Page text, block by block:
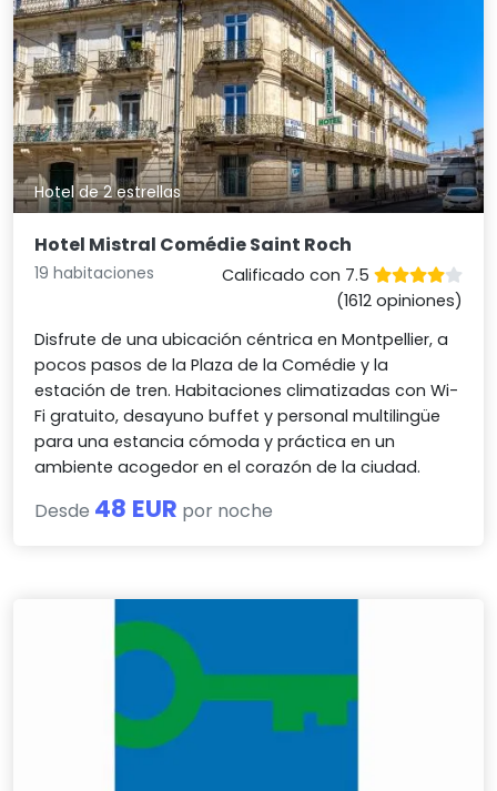
Hotel de 2 estrellas
Hotel Mistral Comédie Saint Roch
19 habitaciones
Calificado con 7.5
(1612 opiniones)
Disfrute de una ubicación céntrica en Montpellier, a
pocos pasos de la Plaza de la Comédie y la
estación de tren. Habitaciones climatizadas con Wi-
Fi gratuito, desayuno buffet y personal multilingüe
para una estancia cómoda y práctica en un
ambiente acogedor en el corazón de la ciudad.
Desde 48 EUR por noche